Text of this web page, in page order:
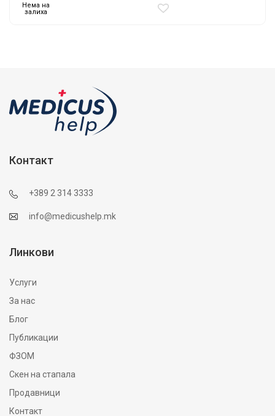
Нема на
залиха
Контакт
+389 2 314 3333
info@medicushelp.mk
Линкови
Услуги
За нас
Блог
Публикации
ФЗОМ
Скен на стапала
Продавници
Контакт